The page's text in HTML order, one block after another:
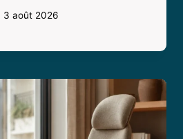
3 août 2026